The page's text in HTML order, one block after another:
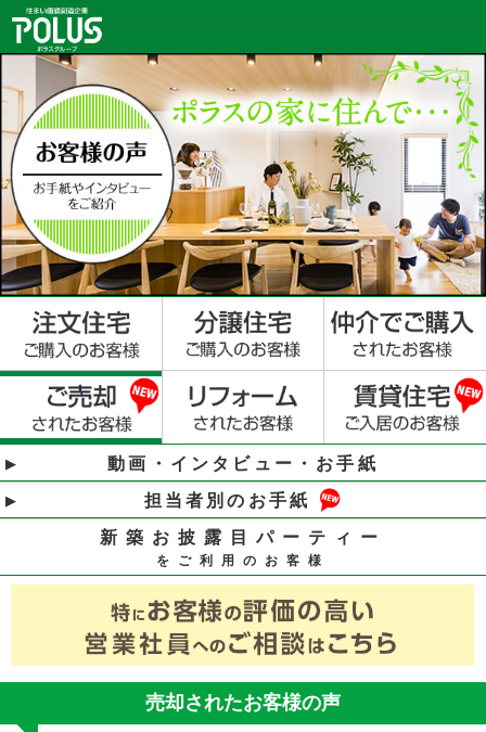
動画・インタビュー・お手紙
担当者別のお手紙
新築お披露目パーティー
をご利用のお客様
売却されたお客様の声